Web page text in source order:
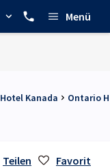
Menü
Hotel Kanada Ontario
Teilen Favorit